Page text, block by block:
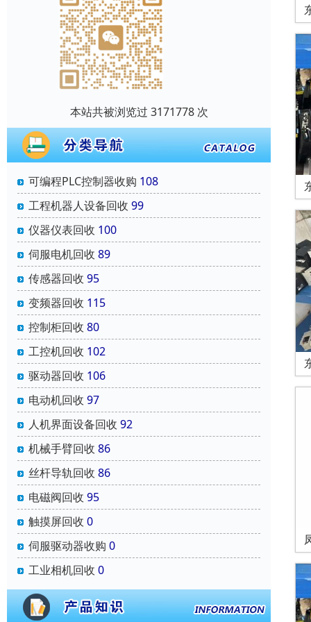
本站共被浏览过 3171778 次
可编程PLC控制器收购 108
工程机器人设备回收 99
仪器仪表回收 100
伺服电机回收 89
传感器回收 95
变频器回收 115
控制柜回收 80
工控机回收 102
驱动器回收 106
电动机回收 97
人机界面设备回收 92
机械手臂回收 86
丝杆导轨回收 86
电磁阀回收 95
触摸屏回收 0
伺服驱动器收购 0
工业相机回收 0